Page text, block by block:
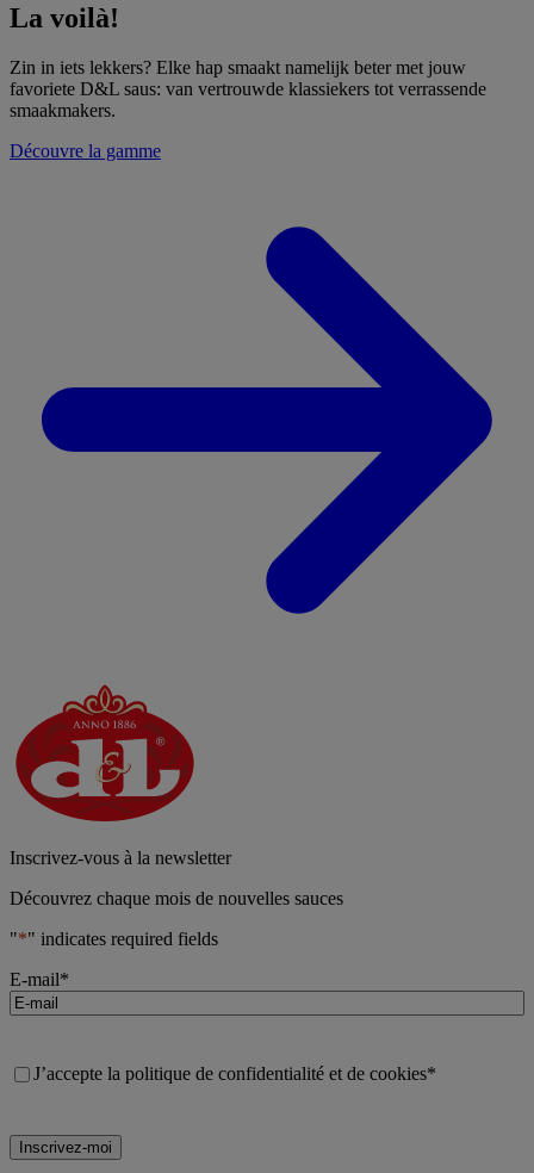
La voilà!
Zin in iets lekkers? Elke hap smaakt namelijk beter met jouw
favoriete D&L saus: van vertrouwde klassiekers tot verrassende
smaakmakers.
Découvre la gamme
Inscrivez‑vous à la newsletter
Découvrez chaque mois de nouvelles sauces
"*" indicates required fields
E-mail*
Consent*
J’accepte la politique de confidentialité et de cookies*
Inscrivez-moi